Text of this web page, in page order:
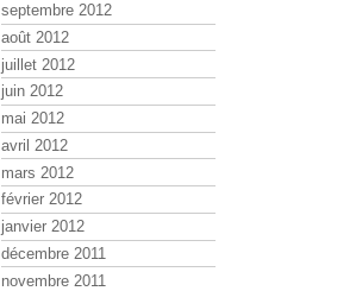
septembre 2012
août 2012
juillet 2012
juin 2012
mai 2012
avril 2012
mars 2012
février 2012
janvier 2012
décembre 2011
novembre 2011